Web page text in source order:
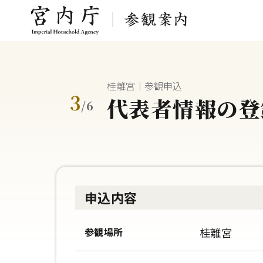
3/6
桂離宮｜参観申込
代表者情報の
申込内容
参観場所 桂離宮